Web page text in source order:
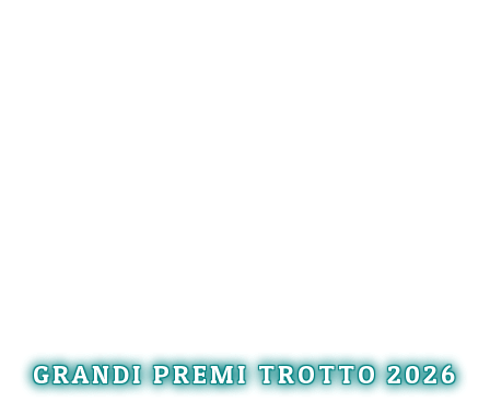
GRANDI PREMI TROTTO 2026